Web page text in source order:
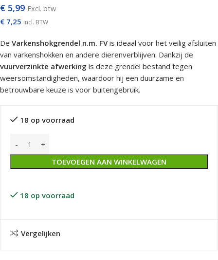
€ 5,99 Excl. btw
€ 7,25 incl. BTW
De Varkenshokgrendel n.m. FVis ideaal voor het veilig afsluiten
van varkenshokken en andere dierenverblijven. Dankzij de
vuurverzinkte afwerking is deze grendel bestand tegen
weersomstandigheden, waardoor hij een duurzame en
betrouwbare keuze is voor buitengebruik.
18 op voorraad
TOEVOEGEN AAN WINKELWAGEN
18 op voorraad
Vergelijken